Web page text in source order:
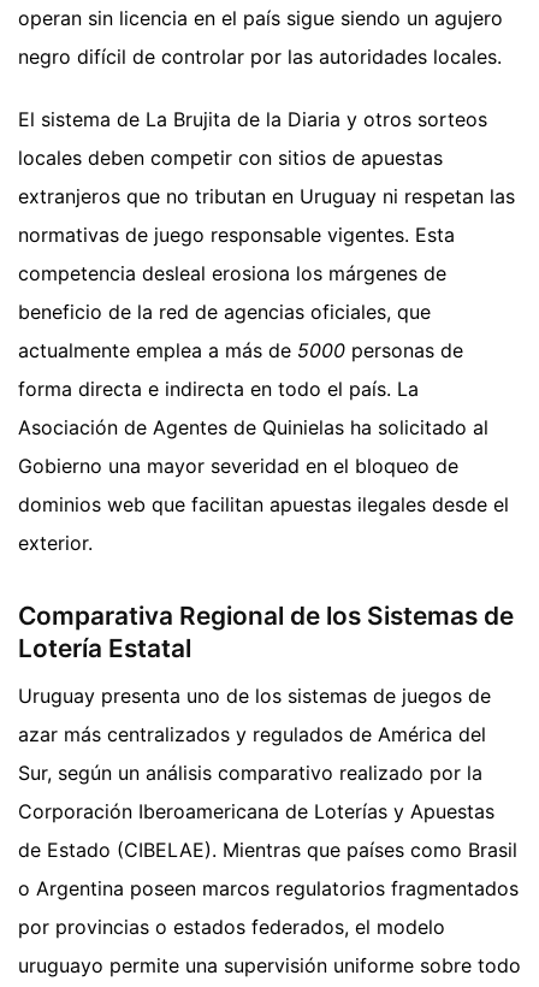
operan sin licencia en el país sigue siendo un agujero
negro difícil de controlar por las autoridades locales.
El sistema de La Brujita de la Diaria y otros sorteos
locales deben competir con sitios de apuestas
extranjeros que no tributan en Uruguay ni respetan las
normativas de juego responsable vigentes. Esta
competencia desleal erosiona los márgenes de
beneficio de la red de agencias oficiales, que
actualmente emplea a más de 5000 personas de
forma directa e indirecta en todo el país. La
Asociación de Agentes de Quinielas ha solicitado al
Gobierno una mayor severidad en el bloqueo de
dominios web que facilitan apuestas ilegales desde el
exterior.
Comparativa Regional de los Sistemas de
Lotería Estatal
Uruguay presenta uno de los sistemas de juegos de
azar más centralizados y regulados de América del
Sur, según un análisis comparativo realizado por la
Corporación Iberoamericana de Loterías y Apuestas
de Estado (CIBELAE). Mientras que países como Brasil
o Argentina poseen marcos regulatorios fragmentados
por provincias o estados federados, el modelo
uruguayo permite una supervisión uniforme sobre todo